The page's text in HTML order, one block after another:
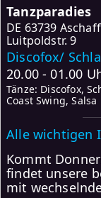
Tanzparadies
DE 63739
Luitpoldstr. 9
Discofox/
20.00 - 01.00
Tänze: Discofox,
Coast Swing, Salsa
Alle wichtigen
Kommt
findet unsere
mit